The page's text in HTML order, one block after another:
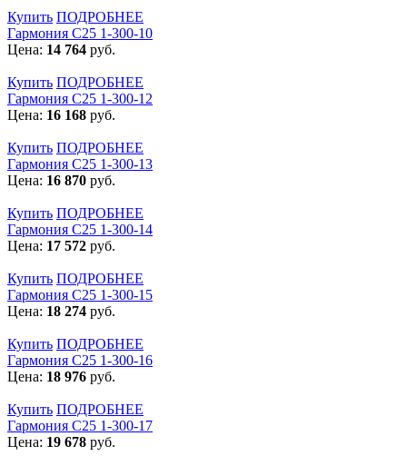
Купить ПОДРОБНЕЕ
Гармония С25 1-300-10
Цена: 14 764 руб.
Купить ПОДРОБНЕЕ
Гармония С25 1-300-12
Цена: 16 168 руб.
Купить ПОДРОБНЕЕ
Гармония С25 1-300-13
Цена: 16 870 руб.
Купить ПОДРОБНЕЕ
Гармония С25 1-300-14
Цена: 17 572 руб.
Купить ПОДРОБНЕЕ
Гармония С25 1-300-15
Цена: 18 274 руб.
Купить ПОДРОБНЕЕ
Гармония С25 1-300-16
Цена: 18 976 руб.
Купить ПОДРОБНЕЕ
Гармония С25 1-300-17
Цена: 19 678 руб.